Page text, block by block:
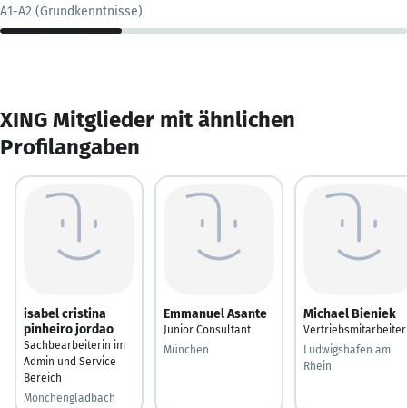
A1-A2 (Grundkenntnisse)
XING Mitglieder mit ähnlichen
Profilangaben
isabel cristina
pinheiro jordao
Sachbearbeiterin im
Admin und Service
Bereich
Mönchengladbach
Emmanuel Asante
Junior Consultant
München
Michael Bieniek
Vertriebsmitarbeiter
Ludwigshafen am
Rhein